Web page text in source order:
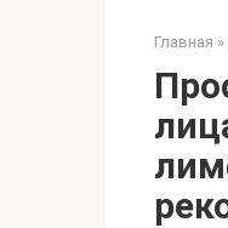
Главная »